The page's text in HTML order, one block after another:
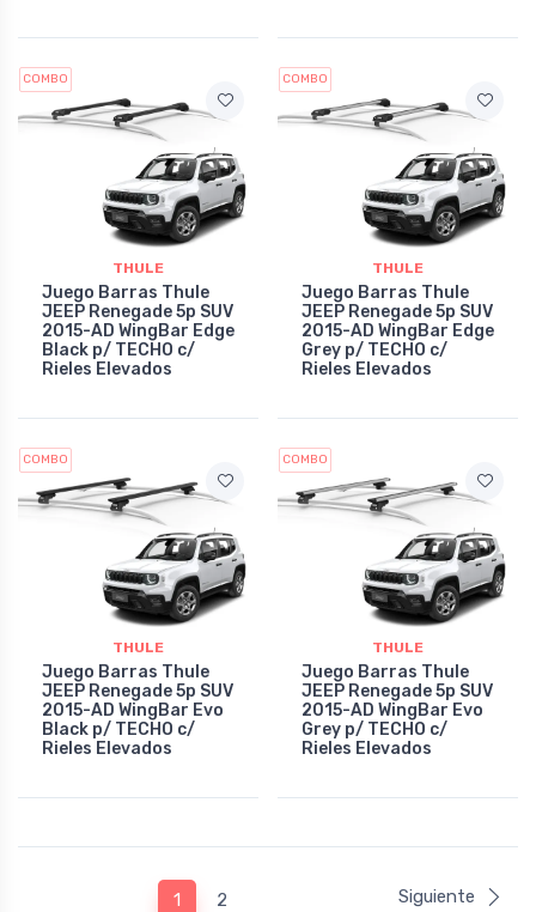
COMBO
THULE
Juego Barras Thule
JEEP Renegade 5p SUV
2015-AD WingBar Edge
Black p/ TECHO c/
Rieles Elevados
COMBO
THULE
Juego Barras Thule
JEEP Renegade 5p SUV
2015-AD WingBar Edge
Grey p/ TECHO c/
Rieles Elevados
COMBO
THULE
Juego Barras Thule
JEEP Renegade 5p SUV
2015-AD WingBar Evo
Black p/ TECHO c/
Rieles Elevados
COMBO
THULE
Juego Barras Thule
JEEP Renegade 5p SUV
2015-AD WingBar Evo
Grey p/ TECHO c/
Rieles Elevados
1 2 Siguiente